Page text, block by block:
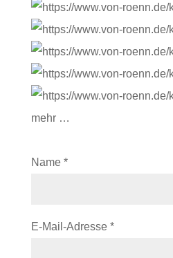
mehr …
Name *
E-Mail-Adresse *